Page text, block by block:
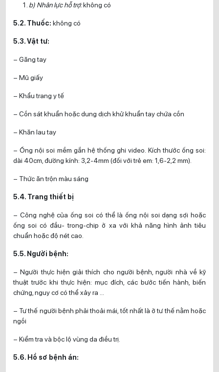
b) Nhân lực hỗ trợ:không có
5.2. Thuốc: không có
5.3. Vật tư:
– Găng tay
– Mũ giấy
– Khẩu trang y tế
– Cồn sát khuẩn hoặc dung dịch khử khuẩn tay chứa cồn
– Khăn lau tay
– Ống nội soi mềm gắn hệ thống ghi video. Kích thước ống soi:
dài 40cm, đường kính: 3,2-4mm (đối với trẻ em: 1,6-2,2 mm).
– Thức ăn trộn màu sáng
5.4. Trang thiết bị
– Công nghệ của ống soi có thể là ống nội soi dạng sợi hoặc
ống soi có đầu- trong-chip ở xa với khả năng hình ảnh tiêu
chuẩn hoặc độ nét cao.
5.5. Người bệnh:
– Người thực hiện giải thích cho người bệnh, người nhà về kỹ
thuật trước khi thực hiện: mục đích, các bước tiến hành, biến
chứng, nguy cơ có thể xảy ra …
– Tư thế người bệnh phải thoải mái, tốt nhất là ở tư thế nằm hoặc
ngồi
– Kiểm tra và bộc lộ vùng da điều trị.
5.6. Hồ sơ bệnh án: